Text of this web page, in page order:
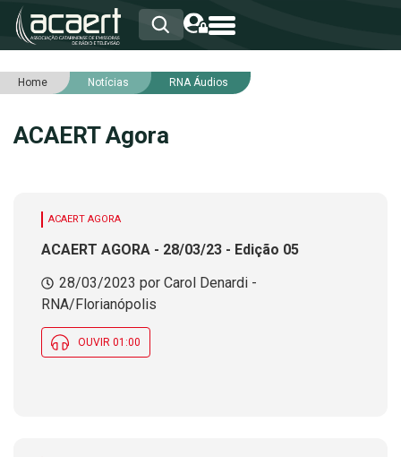
HOME
ASSOCIADOS
SERVIÇOS
Home Notícias RNA Áudios
ACAERT Agora
ACAERT AGORA
ACAERT AGORA - 28/03/23 - Edição 05
28/03/2023 por Carol Denardi -
RNA/Florianópolis
OUVIR 01:00